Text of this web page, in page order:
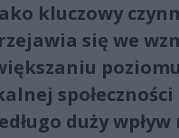
kluczowy
się we
duży